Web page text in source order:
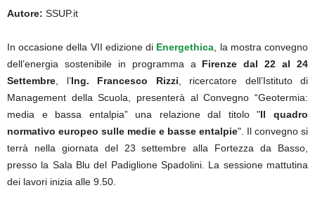
Autore: SSUP.it
In occasione della VII edizione di Energethica , la mostra convegno
dell’energia sostenibile in programma a Firenze dal 22 al 24
Settembre , l’Ing. Francesco Rizzi , ricercatore dell’Istituto di
Management della Scuola, presenterà al Convegno “Geotermia:
media e bassa entalpia” una relazione dal titolo "Il quadro
normativo europeo sulle medie e basse entalpie". Il convegno si
terrà nella giornata del 23 settembre alla Fortezza da Basso,
presso la Sala Blu del Padiglione Spadolini. La sessione mattutina
dei lavori inizia alle 9.50.